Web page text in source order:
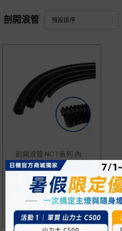
剖開浪管
剖開浪管 NCT系列 內
徑5.5~32.4mm PP、N
YLON可選
NT$120